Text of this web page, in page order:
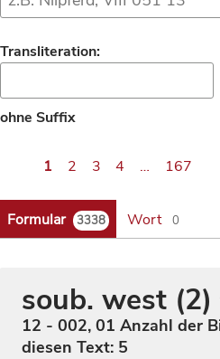
Transliteration:
ohne Suffix
1 2 3 4 … 167
Formular 3338 Wort 0
soub. west (2)
12 - 002, 01 Anzahl der
diesen Text: 5